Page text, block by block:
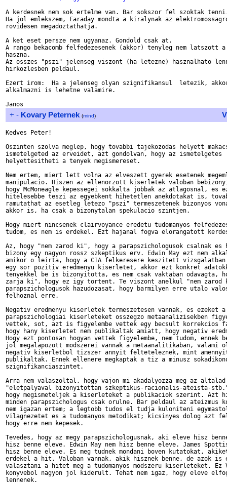
A kerdesnek nem sok ertelme van. Bar sokszor fel szoktak
Ha jol emlekszem, Faraday mondta a kiralynak az
rovidesen megadoztathatja.
A ket eset persze nem ugyanaz. Gondold csak at.
A rango bekacomb felfedezesenek (akkor) tenyleg nem latszott
haszna.
Az osszes "pszi" jelenseg viszont (ha letezne) hasznalhato
hirkozlesben peldaul.
Ezert irom:  Ha a jelenseg olyan szignifikansul  letezik,
alkalmazni is lehetne valamire.
+ - Kovary Peternek (mind)
Kedves Peter!
Oszinten szolva meglep, hogy tovabbi tajekozodas helyett
ismetelgeted az erveidet, azt gondolvan, hogy az ismetelgetes
helyettesitheti a tenyek megismereset.
Nem ertem, miert lett volna az elveszett gyerek esetenek
manipulacio. Hiszen az ellenorzott kiserletek valoban
hogy McMoneagle kepessegei sokkalta jobbak az atlagosnal, es
hitelesebbe teszi az egyebkent hihetetlen anekdotakat is,
ramutathat az esetleg letezo "pszi" termeszetenek bizonyos
akkor is, ha csak a bizonytalan spekulacio szintjen.
Hogy miert nincsenek clairvoyance eredetu tudomanyos
tudom, es nem is erdekel. Ezt hajanal fogva elorangatott
Az, hogy "nem zarod ki", hogy a parapszichologusok csalnak es
bizony egy nagyon rossz szkeptikus erv. Edwin May ezt nem
amikor o leirta, hogy a CIA felkeresere keszitett vizsgalatban
egy sor pozitiv eredmenyu kiserletet, akkor ezt konkret
tenyekkel be is bizonyitotta, es nem csak vaktaban odavagta,
zarja ki", hogy ez igy tortent. Te viszont anelkul "nem zarod
parapszichologusok hazudozasat, hogy barmilyen erre utalo
felhoznal erre.
Negativ eredmenyu kiserletek termeszetesen vannak, es ezeket a
parapszichologiai kiserleteket osszegzo metaanalizisekben
vettek, sot, azt is figyelembe vettek egy becsult korrekcios
hogy hany kiserletet nem publikaltak amiatt, hogy negativ
Hogy ezt pontosan hogyan vettek figyelembe, nem tudom, ennek
jol megalapozott modszerei vannak a metaanalitikaban, valami
negativ kiserletbol tizszer annyit felteteleznek, mint
publikaltak. Ennek ellenere megkaptak a tiz a minusz
szignifikanciaszintet.
Arra nem valaszoltal, hogy vajon mi akadalyozza meg az
"eletpalyaval bizonyitottan szkeptikus-racionalis-ateista-
hogy megismeteljek a kiserleteket a publikaciok szerint. Azt
minden parapszichologus csak orulne. Bar peldaul az ateizmus
nem igazan ertem; a legtobb tudos el tudja kuloniteni
vilagnezetet es a tudomanyos metodikat; kicsinyes dolog azt
hogy erre nem kepesek.
Tevedes, hogy az megy parapszichologusnak, aki eleve hisz
hisz benne eleve. Edwin May nem hisz benne eleve. James
hisz benne eleve. Es meg tudnek mondani boven kutatokat,
erdekel a hit. Valoban vannak, akik hisznek benne, de azok is
valasztani a hitet meg a tudomanyos modszeru kiserleteket. Ez
konyvebol nagyon jol kiderult. Tehat nem igaz, hogy eleve
lennenek.